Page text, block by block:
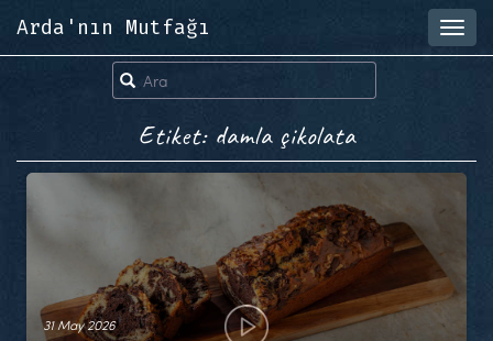
Arda'nın Mutfağı
Etiket: damla çikolata
31 May 2026